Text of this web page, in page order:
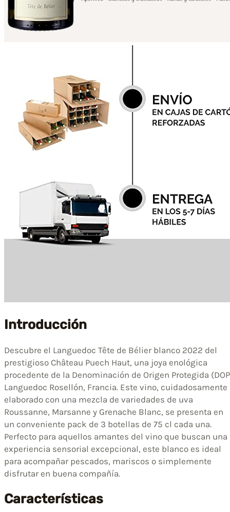
Introducción
Descubre el Languedoc Tête de Bélier blanco 2022 del
prestigioso Château Puech Haut, una joya enológica
procedente de la Denominación de Origen Protegida
Languedoc Rosellón, Francia. Este vino, cuidadosamente
elaborado con una mezcla de variedades de uva
Roussanne, Marsanne y Grenache Blanc, se presenta en
un conveniente pack de 3 botellas de 75 cl cada una.
Perfecto para aquellos amantes del vino que buscan una
experiencia sensorial excepcional, este blanco es ideal
para acompañar pescados, mariscos o simplemente
disfrutar en buena compañía.
Características